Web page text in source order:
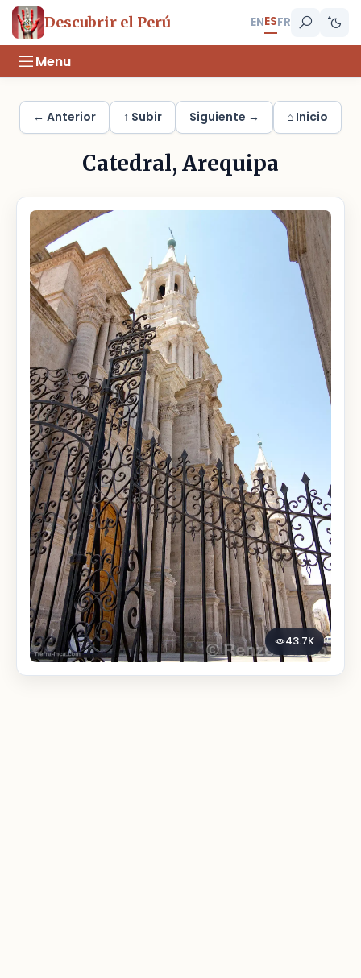
Descubrir el Perú ENESFR
Menu
← Anterior ↑ Subir Siguiente → ⌂ Inicio
Catedral, Arequipa
43.7K